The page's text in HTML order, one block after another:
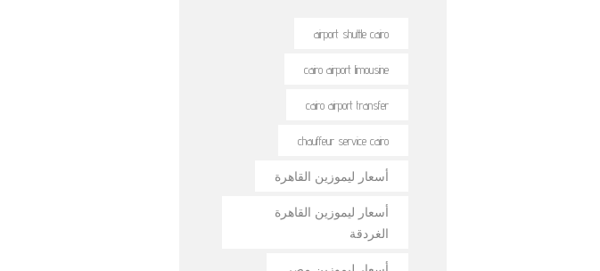
airport shuttle cairo
cairo airport limousine
cairo airport transfer
chauffeur service cairo
أسعار ليموزين القاهرة
أسعار ليموزين القاهرة
الغردقة